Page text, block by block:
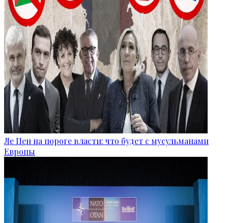
Ле Пен на пороге власти: что будет с мусульманами
Европы